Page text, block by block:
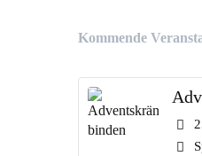
Kommende